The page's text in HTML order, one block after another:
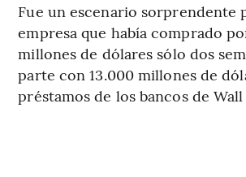
Fue un escenario sorprendente
empresa que había comprado
millones de dólares sólo dos
parte con 13.000 millones de
préstamos de los bancos de